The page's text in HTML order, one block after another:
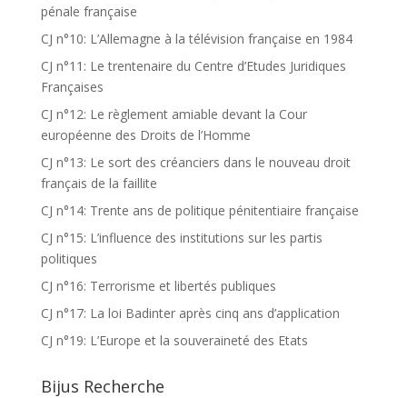
pénale française
CJ n°10: L’Allemagne à la télévision française en 1984
CJ n°11: Le trentenaire du Centre d’Etudes Juridiques
Françaises
CJ n°12: Le règlement amiable devant la Cour
européenne des Droits de l’Homme
CJ n°13: Le sort des créanciers dans le nouveau droit
français de la faillite
CJ n°14: Trente ans de politique pénitentiaire française
CJ n°15: L’influence des institutions sur les partis
politiques
CJ n°16: Terrorisme et libertés publiques
CJ n°17: La loi Badinter après cinq ans d’application
CJ n°19: L’Europe et la souveraineté des Etats
Bijus Recherche